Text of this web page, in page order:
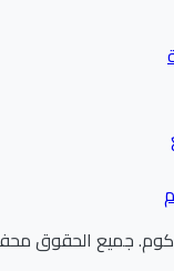
.جميع الحقوق